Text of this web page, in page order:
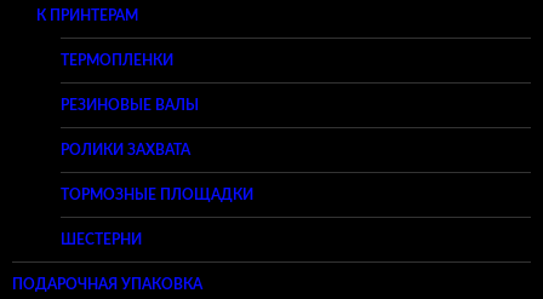
К ПРИНТЕРАМ
ТЕРМОПЛЕНКИ
РЕЗИНОВЫЕ ВАЛЫ
РОЛИКИ ЗАХВАТА
ТОРМОЗНЫЕ ПЛОЩАДКИ
ШЕСТЕРНИ
ПОДАРОЧНАЯ УПАКОВКА